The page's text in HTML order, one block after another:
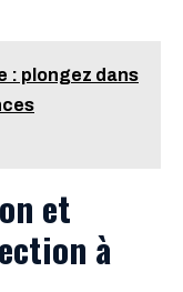
: plongez dans
et
à